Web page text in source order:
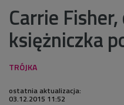
Carrie
księżniczka
ostatnia aktualizacja:
03.12.2015 11:52